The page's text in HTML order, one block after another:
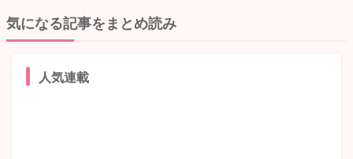
気になる記事をまとめ読み
人気連載